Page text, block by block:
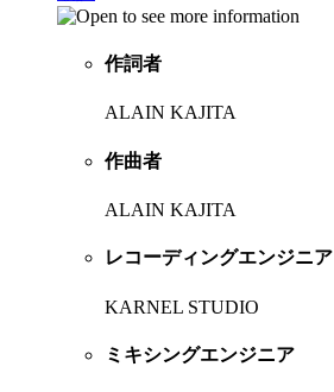
作詞者
ALAIN KAJITA
作曲者
ALAIN KAJITA
レコーディングエンジニア
KARNEL STUDIO
ミキシングエンジニア